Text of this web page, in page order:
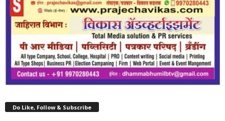
Do Like, Follow & Subscribe